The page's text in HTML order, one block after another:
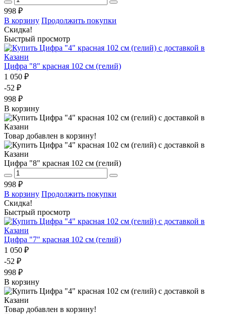
998 ₽
В корзину Продолжить покупки
Скидка!
Быстрый просмотр
Цифра "8" красная 102 см (гелий)
1 050 ₽
-52 ₽
998 ₽
В корзину
Товар добавлен в корзину!
Цифра "8" красная 102 см (гелий)
998 ₽
В корзину Продолжить покупки
Скидка!
Быстрый просмотр
Цифра "7" красная 102 см (гелий)
1 050 ₽
-52 ₽
998 ₽
В корзину
Товар добавлен в корзину!